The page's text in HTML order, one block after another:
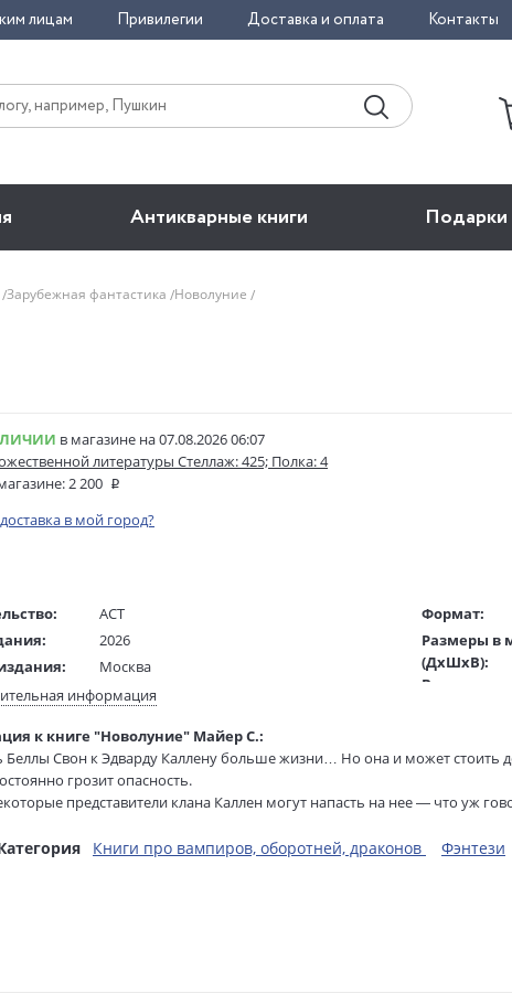
лицам Привилегии Доставка и оплата Контакты
Антикварные книги Подарки
Зарубежная фантастика Новолуние
в магазине на 07.08.2026 06:07
литературы Стеллаж: 425; Полка: 4
2 200
в мой город?
АСТ
2026
Москва
16+
английский
Дебова Е.
Алукард С.
Твердый переплет с рисованым обрезом
Формат:
Размеры в
(ДхШхВ):
Вес:
Код товара:
В продаже с:
информация
к книге "Новолуние" Майер С.:
Свон к Эдварду Каллену больше жизни… Но она и может стоить
грозит опасность.
представители клана Каллен могут напасть на нее — что уж
убит или обращен…
Книги про вампиров, оборотней, драконов Фэнтези